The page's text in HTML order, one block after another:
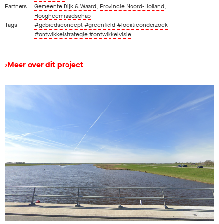
Partners
Gemeente Dijk & Waard, Provincie Noord-Holland,
Hoogheemraadschap
Tags
#gebiedsconcept#greenfield#locatieonderzoek
#ontwikkelstrategie#ontwikkelvisie
›Meer over dit project